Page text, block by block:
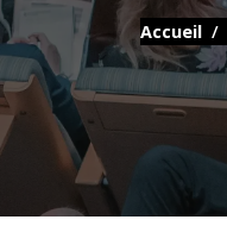
Accueil